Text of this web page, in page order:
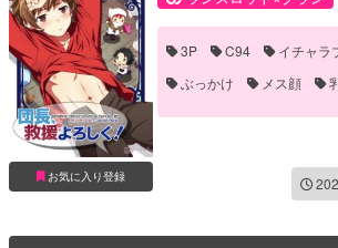
お気に入り登録
パーシヴァル
ラン
3P C94 イチャラ
ぶっかけ
メス顔
顔射